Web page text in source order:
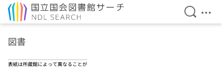
検索を
メ
図書
表紙は所蔵館によって異なることが